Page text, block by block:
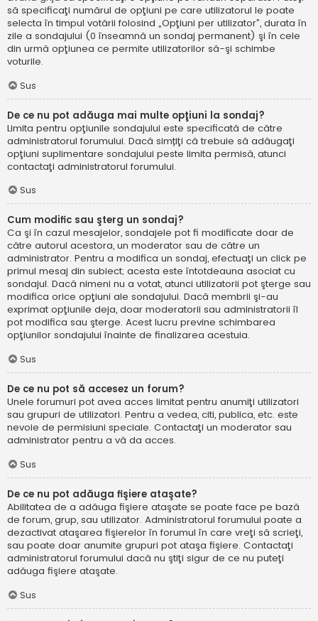
să specificaţi numărul de opţiuni pe care utilizatorul le poate
selecta în timpul votării folosind „Opţiuni per utilizator”, durata în
zile a sondajului (0 înseamnă un sondaj permanent) şi în cele
din urmă opţiunea ce permite utilizatorilor să-şi schimbe
voturile.
Sus
De ce nu pot adăuga mai multe opţiuni la sondaj?
Limita pentru opţiunile sondajului este specificată de către
administratorul forumului. Dacă simțiţi că trebuie să adăugaţi
opţiuni suplimentare sondajului peste limita permisă, atunci
contactaţi administratorul forumului.
Sus
Cum modific sau şterg un sondaj?
Ca şi în cazul mesajelor, sondajele pot fi modificate doar de
către autorul acestora, un moderator sau de către un
administrator. Pentru a modifica un sondaj, efectuaţi un click pe
primul mesaj din subiect; acesta este întotdeauna asociat cu
sondajul. Dacă nimeni nu a votat, atunci utilizatorii pot şterge sau
modifica orice opţiuni ale sondajului. Dacă membrii şi-au
exprimat opţiunile deja, doar moderatorii sau administratorii îl
pot modifica sau şterge. Acest lucru previne schimbarea
opţiunilor sondajului înainte de finalizarea acestuia.
Sus
De ce nu pot să accesez un forum?
Unele forumuri pot avea acces limitat pentru anumiţi utilizatori
sau grupuri de utilizatori. Pentru a vedea, citi, publica, etc. este
nevoie de permisiuni speciale. Contactaţi un moderator sau
administrator pentru a vă da acces.
Sus
De ce nu pot adăuga fişiere ataşate?
Abilitatea de a adăuga fişiere ataşate se poate face pe bază
de forum, grup, sau utilizator. Administratorul forumului poate a
dezactivat ataşarea fişierelor în forumul în care vreţi să scrieţi,
sau poate doar anumite grupuri pot ataşa fişiere. Contactaţi
administratorul forumului dacă nu ştiţi sigur de ce nu puteţi
adăuga fişiere ataşate.
Sus